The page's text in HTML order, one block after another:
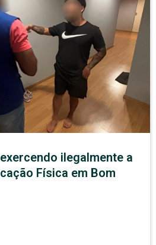
ilegalmente a
Física em Bom